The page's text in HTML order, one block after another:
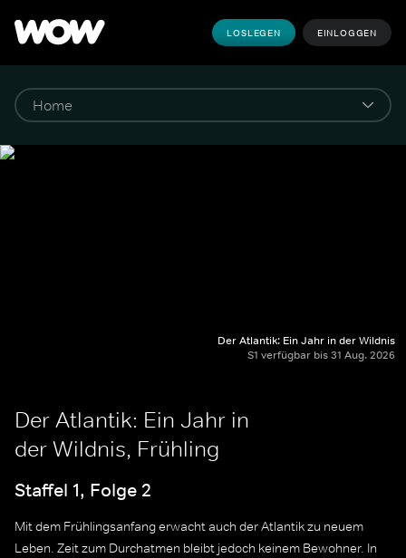
LOSLEGEN EINLOGGEN
Der Atlantik: Ein Jahr in der Wildnis
S1 verfügbar bis 31 Aug. 2026
Der Atlantik: Ein Jahr in
der Wildnis, Frühling
Staffel 1, Folge 2
Mit dem Frühlingsanfang erwacht auch der Atlantik zu neuem
Leben. Zeit zum Durchatmen bleibt jedoch keinem Bewohner. In